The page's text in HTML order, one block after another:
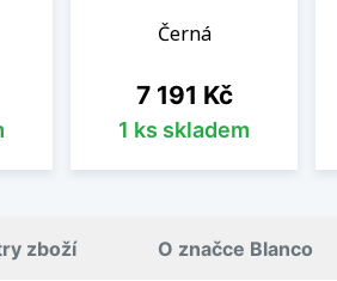
Černá
Cena
7 191 Kč
1 ks skladem
zboží O značce Blanco